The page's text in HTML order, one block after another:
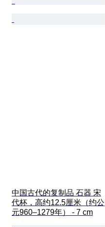
中国古代的复制品 石器 宋
代杯，高约12.5厘米（约公
元960–1279年） - 7 cm